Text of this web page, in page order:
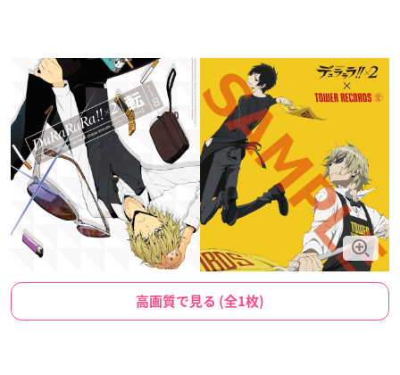
高画質で見る (全1枚)